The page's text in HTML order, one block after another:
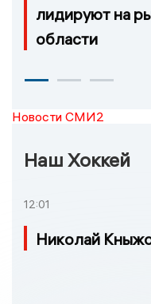
лидируют на
области
Новости СМИ2
Наш Хоккей
12:01
Николай